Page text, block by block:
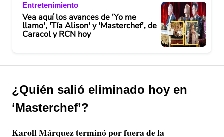
Entretenimiento
Vea aquí los avances de 'Yo me
llamo', 'Tía Alison' y 'Masterchef', de
Caracol y RCN hoy
¿Quién salió eliminado hoy en
‘Masterchef’?
Karoll Márquez terminó por fuera de la